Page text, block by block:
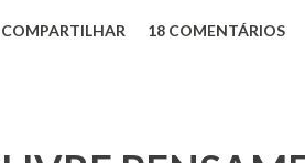
mês em que
COMPARTILHAR 18 COMENTÁRIOS